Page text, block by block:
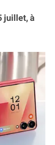
juillet, à